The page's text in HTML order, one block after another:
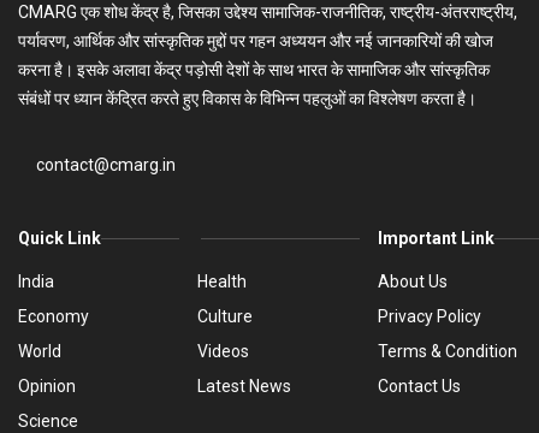
CMARG एक शोध केंद्र है, जिसका उद्देश्य सामाजिक-राजनीतिक, राष्ट्रीय-अंतरराष्ट्रीय,
पर्यावरण, आर्थिक और सांस्कृतिक मुद्दों पर गहन अध्ययन और नई जानकारियों की खोज
करना है। इसके अलावा केंद्र पड़ोसी देशों के साथ भारत के सामाजिक और सांस्कृतिक
संबंधों पर ध्यान केंद्रित करते हुए विकास के विभिन्न पहलुओं का विश्लेषण करता है।
contact@cmarg.in
Quick Link
India
Economy
World
Opinion
Science
Health
Culture
Videos
Latest News
Important Link
About Us
Privacy Policy
Terms & Condition
Contact Us